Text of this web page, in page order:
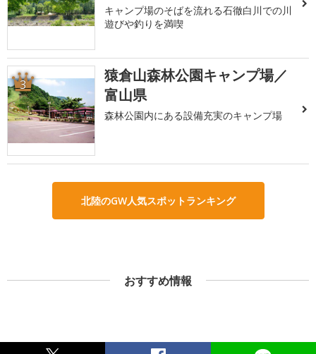
キャンプ場のそばを流れる石徹白川での川
遊びや釣りを満喫
3
猿倉山森林公園キャンプ場／
富山県
森林公園内にある設備充実のキャンプ場
北陸のGW人気スポットランキング
おすすめ情報